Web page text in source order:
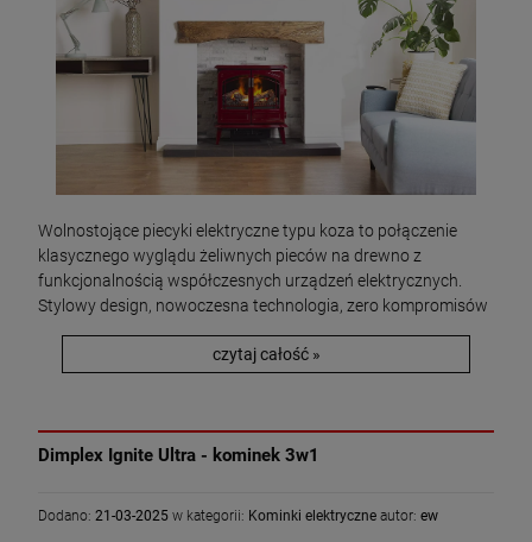
Wolnostojące piecyki elektryczne typu koza to połączenie
klasycznego wyglądu żeliwnych pieców na drewno z
funkcjonalnością współczesnych urządzeń elektrycznych.
Stylowy design, nowoczesna technologia, zero kompromisów
czytaj całość »
Dimplex Ignite Ultra - kominek 3w1
Dodano: 21-03-2025 w kategorii: Kominki elektryczne autor: ew